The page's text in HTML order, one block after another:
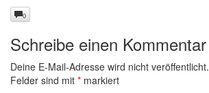
0
Schreibe einen Kommentar
Deine E-Mail-Adresse wird nicht veröffentlicht.
Felder sind mit * markiert